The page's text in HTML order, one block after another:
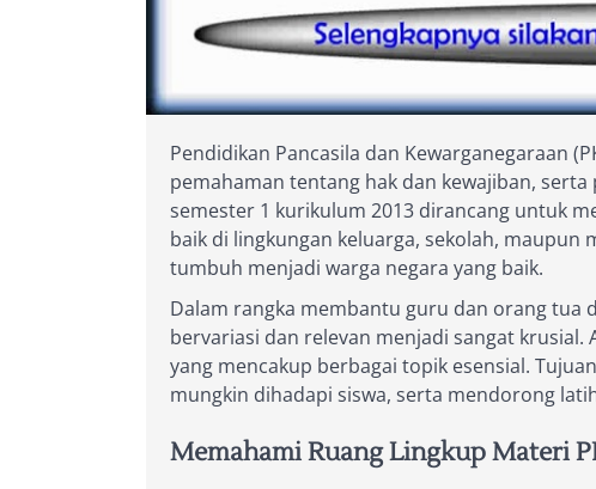
Pendidikan Pancasila dan Kewarganegaraan
pemahaman tentang hak dan kewajiban,
semester 1 kurikulum 2013 dirancang untuk
baik di lingkungan keluarga, sekolah,
tumbuh menjadi warga negara yang baik.
Dalam rangka membantu guru dan orang tua
bervariasi dan relevan menjadi sangat krusial.
yang mencakup berbagai topik esensial.
mungkin dihadapi siswa, serta mendorong
Memahami Ruang Lingkup Materi